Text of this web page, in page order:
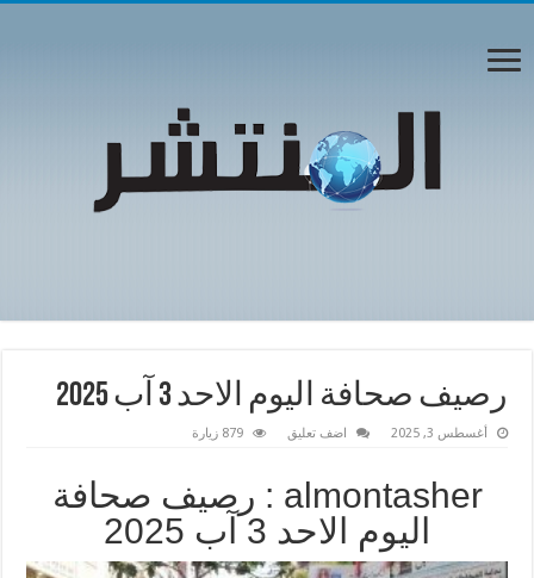
رصيف صحافة اليوم الاحد 3 آب 2025
أغسطس 3, 2025 اضف تعليق 879 زيارة
almontasher : رصيف صحافة
اليوم الاحد 3 آب 2025